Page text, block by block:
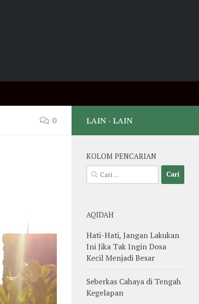
0 LAIN - LAIN
KOLOM PENCARIAN
Cari
untuk:
AQIDAH
Hati-Hati, Jangan Lakukan
Ini Jika Tak Ingin Dosa
Kecil Menjadi Besar
Seberkas Cahaya di Tengah
Kegelapan